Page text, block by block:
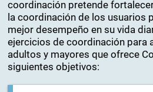
coordinación pretende
la coordinación de los usuarios
mejor desempeño en su vida
ejercicios de coordinación para
adultos y mayores que ofrece
siguientes objetivos: